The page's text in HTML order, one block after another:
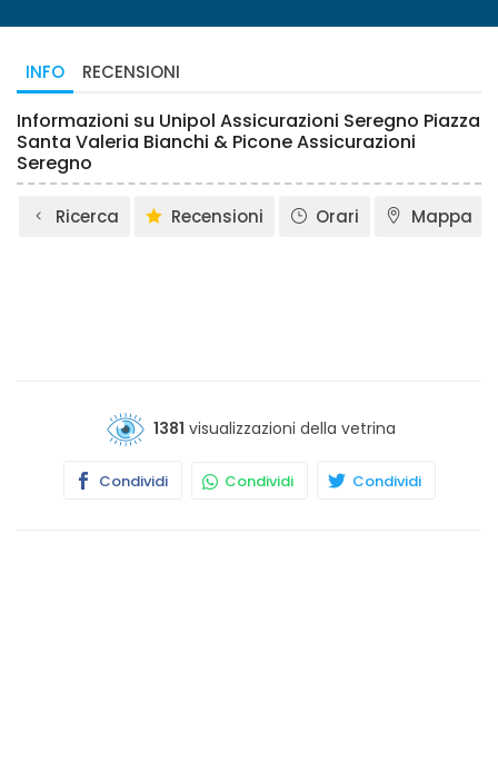
INFO RECENSIONI
Informazioni su Unipol Assicurazioni Seregno Piazza
Santa Valeria Bianchi & Picone Assicurazioni
Seregno
Ricerca Recensioni Orari Mappa
1381 visualizzazioni della vetrina
Condividi Condividi Condividi